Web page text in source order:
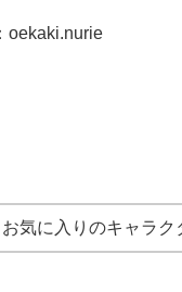
oekaki.nurie
お気に入りのキャラク